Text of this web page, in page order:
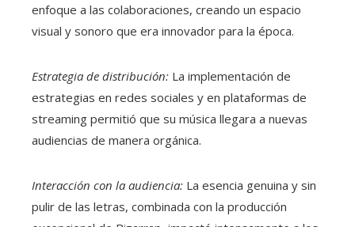
enfoque a las colaboraciones, creando un espacio
visual y sonoro que era innovador para la época.
Estrategia de distribución: La implementación de
estrategias en redes sociales y en plataformas de
streaming permitió que su música llegara a nuevas
audiencias de manera orgánica.
Interacción con la audiencia: La esencia genuina y sin
pulir de las letras, combinada con la producción